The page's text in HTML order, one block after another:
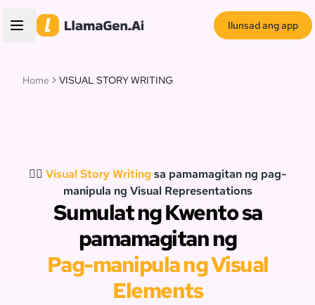
Ilunsad ang app
Home VISUAL STORY WRITING
🧙‍♂️ Visual Story Writing sa pamamagitan ng pag-
manipula ng Visual Representations
Sumulat ng Kwento sa
pamamagitan ng
Pag-manipula ng Visual
Elements